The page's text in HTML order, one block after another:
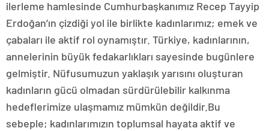
ilerleme hamlesinde Cumhurbaşkanımız Recep Tayyip
Erdoğan’ın çizdiği yol ile birlikte kadınlarımız; emek ve
çabaları ile aktif rol oynamıştır. Türkiye, kadınlarının,
annelerinin büyük fedakarlıkları sayesinde bugünlere
gelmiştir. Nüfusumuzun yaklaşık yarısını oluşturan
kadınların gücü olmadan sürdürülebilir kalkınma
hedeflerimize ulaşmamız mümkün değildir.Bu
sebeple; kadınlarımızın toplumsal hayata aktif ve